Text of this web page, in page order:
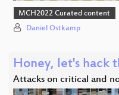
MCH2022 Curated content
Daniel Ostkamp
Honey, let's hack
Attacks on critical and